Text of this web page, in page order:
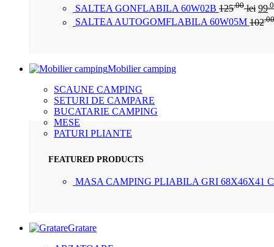
SALTEA GONFLABILA 60W02B 125.00 lei 99
SALTEA AUTOGOMFLABILA 60W05M 102.00
Mobilier camping
SCAUNE CAMPING
SETURI DE CAMPARE
BUCATARIE CAMPING
MESE
PATURI PLIANTE
FEATURED PRODUCTS
MASA CAMPING PLIABILA GRI 68X46X41
Gratare